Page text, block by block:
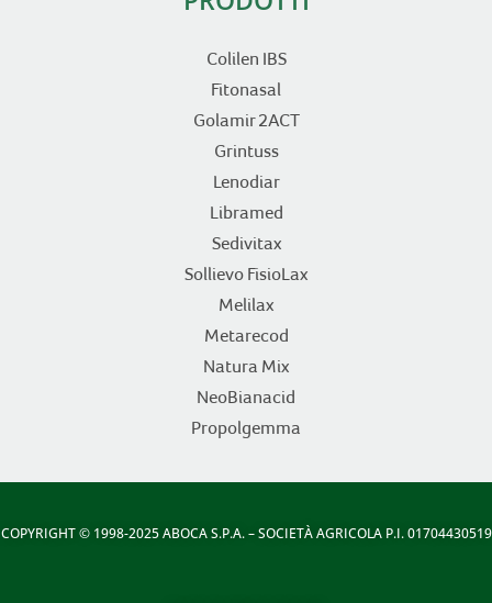
Colilen IBS
Fitonasal
Golamir 2ACT
Grintuss
Lenodiar
Libramed
Sedivitax
Sollievo FisioLax
Melilax
Metarecod
Natura Mix
NeoBianacid
Propolgemma
COPYRIGHT© 1998-2025 ABOCA S.P.A. – SOCIETÀ AGRICOLA P.I. 01704430519